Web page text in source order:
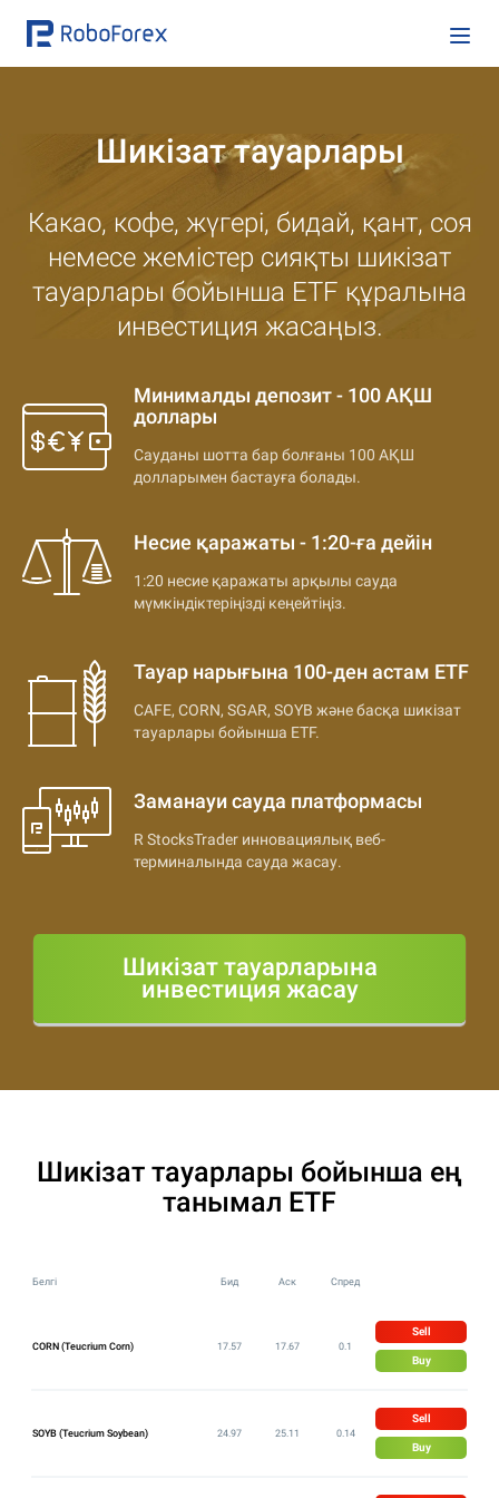
Шикізат тауарлары
Какао, кофе, жүгері, бидай, қант, соя
немесе жемістер сияқты шикізат
тауарлары бойынша ETF құралына
инвестиция жасаңыз.
Минималды депозит - 100 АҚШ
доллары
Сауданы шотта бар болғаны 100 АҚШ
долларымен бастауға болады.
Несие қаражаты - 1:20-ға дейін
1:20 несие қаражаты арқылы сауда
мүмкіндіктеріңізді кеңейтіңіз.
Тауар нарығына 100-ден астам ETF
CAFE, CORN, SGAR, SOYB және басқа шикізат
тауарлары бойынша ETF.
Заманауи сауда платформасы
R StocksTrader инновациялық веб-
терминалында сауда жасау.
Шикізат тауарларына
инвестиция жасау
Шикізат тауарлары бойынша ең
танымал ETF
Белгі Бид Аск Спред
CORN (Teucrium Corn) 17.57 17.67 0.1
Sell
Buy
SOYB (Teucrium Soybean) 24.97 25.11 0.14
Sell
Buy